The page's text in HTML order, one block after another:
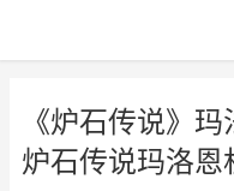
《炉石传说》
炉石传说玛洛恩